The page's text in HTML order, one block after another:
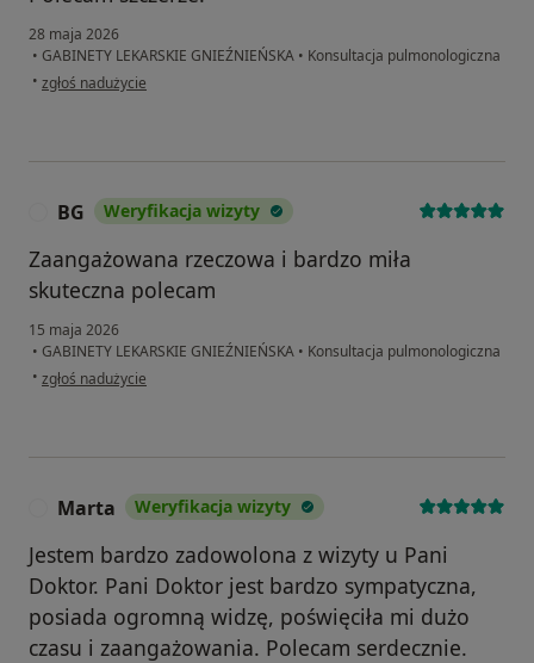
28 maja 2026
• GABINETY LEKARSKIE GNIEŹNIEŃSKA • Konsultacja pulmonologiczna
• w opinii użytkownika ML
zgłoś nadużycie
BG Weryfikacja wizyty
Zaangażowana rzeczowa i bardzo miła
skuteczna polecam
15 maja 2026
• GABINETY LEKARSKIE GNIEŹNIEŃSKA • Konsultacja pulmonologiczna
• w opinii użytkownika BG
zgłoś nadużycie
Marta Weryfikacja wizyty
Jestem bardzo zadowolona z wizyty u Pani
Doktor. Pani Doktor jest bardzo sympatyczna,
posiada ogromną widzę, poświęciła mi dużo
czasu i zaangażowania. Polecam serdecznie.